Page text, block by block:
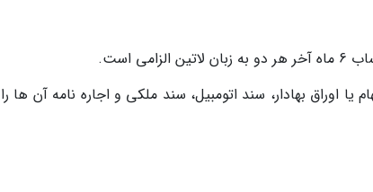
است.
بهادار، سند اتومبیل، سند ملکی و اجاره نامه آن ها را